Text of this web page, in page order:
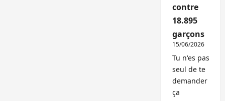
contre
18.895
garçons
15/06/2026
Tu n'es pas
seul de te
demander
ça